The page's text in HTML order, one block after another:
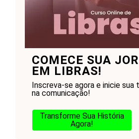
COMECE SUA
EM LIBRAS!
Inscreva-se agora e inicie sua
na comunicação!
Transforme Sua História
Agora!